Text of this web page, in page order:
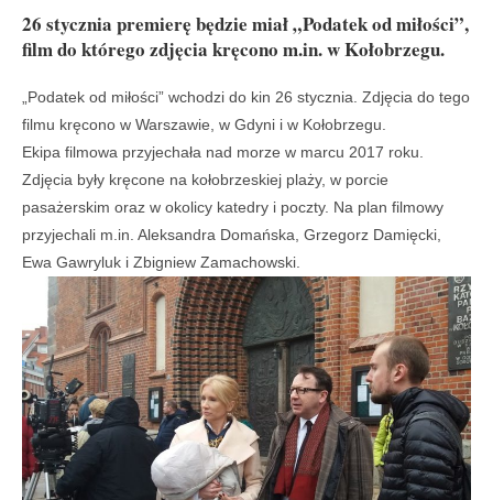
26 stycznia premierę będzie miał „Podatek od miłości”,
film do którego zdjęcia kręcono m.in. w Kołobrzegu.
„Podatek od miłości” wchodzi do kin 26 stycznia. Zdjęcia do tego
filmu kręcono w Warszawie, w Gdyni i w Kołobrzegu.
Ekipa filmowa przyjechała nad morze w marcu 2017 roku.
Zdjęcia były kręcone na kołobrzeskiej plaży, w porcie
pasażerskim oraz w okolicy katedry i poczty. Na plan filmowy
przyjechali m.in. Aleksandra Domańska, Grzegorz Damięcki,
Ewa Gawryluk i Zbigniew Zamachowski.